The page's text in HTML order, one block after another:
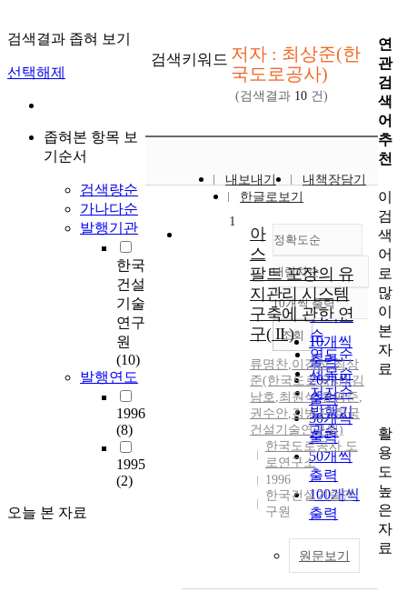
검색결과 좁혀 보기
선택해제
좁혀본 항목 보
기순서
검색량순
가나다순
발행기관
한국
건설
기술
연구
원
(10)
발행연도
1996
(8)
1995
(2)
오늘 본 자료
검색키워드 저자 : 최상준(한
국도로공사)
(검색결과 10 건)
내보내기
내책장담기
한글로보기
정확도순
정확도
순
인기도
순
연도순
제목순
저자순
발행기
관순
내림차순
내림차순
10개씩 출력
10개씩
출력
20개씩
출력
30개씩
출력
50개씩
출력
100개씩
출력
조회
1
아
스
팔트 포장의 유
지관리 시스템
구축에 관한 연
구( II )
류명찬,이경하,최상
준(한국도로공사),김
남호,최원식,유평준,
권수안,김병곤(한국
건설기술연구원)
한국도로공사 도
로연구소
1996
한국건설기술연
구원
원문보기
연
관
검
색
어
추
천
이
검
색
어
로
많
이
본
자
료
활
용
도
높
은
자
료